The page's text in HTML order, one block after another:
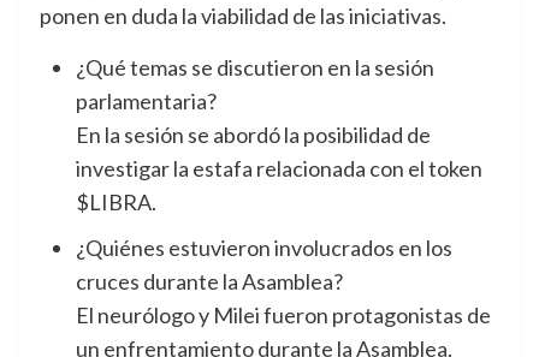
ponen en duda la viabilidad de las iniciativas.
¿Qué temas se discutieron en la sesión
parlamentaria?
En la sesión se abordó la posibilidad de
investigar la estafa relacionada con el token
$LIBRA.
¿Quiénes estuvieron involucrados en los
cruces durante la Asamblea?
El neurólogo y Milei fueron protagonistas de
un enfrentamiento durante la Asamblea.